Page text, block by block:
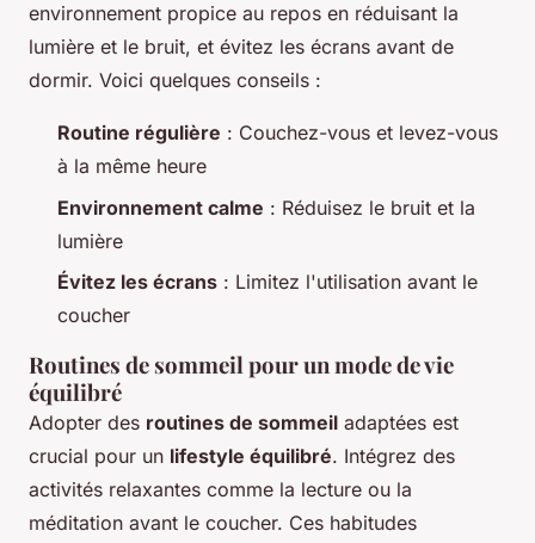
environnement propice au repos en réduisant la
lumière et le bruit, et évitez les écrans avant de
dormir. Voici quelques conseils :
Routine régulière : Couchez-vous et levez-vous
à la même heure
Environnement calme : Réduisez le bruit et la
lumière
Évitez les écrans : Limitez l'utilisation avant le
coucher
Routines de sommeil pour un mode de vie
équilibré
Adopter des routines de sommeil adaptées est
crucial pour un lifestyle équilibré. Intégrez des
activités relaxantes comme la lecture ou la
méditation avant le coucher. Ces habitudes